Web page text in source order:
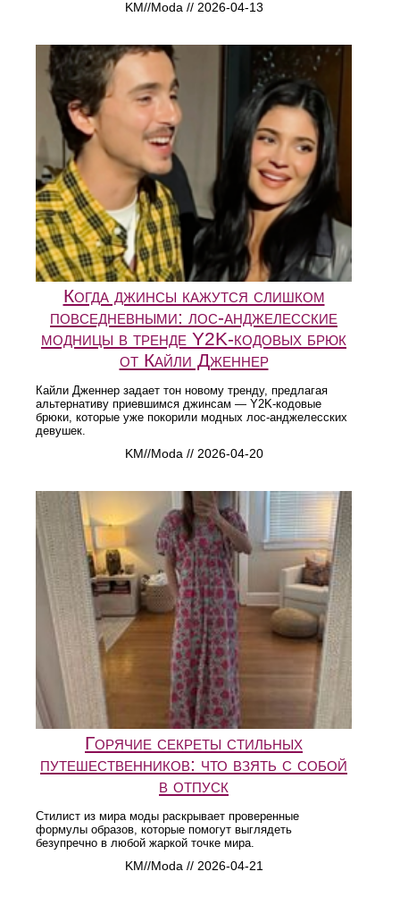
KM//Moda // 2026-04-13
Когда джинсы кажутся слишком
повседневными: лос-анджелесские
модницы в тренде Y2K-кодовых брюк
от Кайли Дженнер
Кайли Дженнер задает тон новому тренду, предлагая
альтернативу приевшимся джинсам — Y2K-кодовые
брюки, которые уже покорили модных лос-анджелесских
девушек.
KM//Moda // 2026-04-20
Горячие секреты стильных
путешественников: что взять с собой
в отпуск
Стилист из мира моды раскрывает проверенные
формулы образов, которые помогут выглядеть
безупречно в любой жаркой точке мира.
KM//Moda // 2026-04-21